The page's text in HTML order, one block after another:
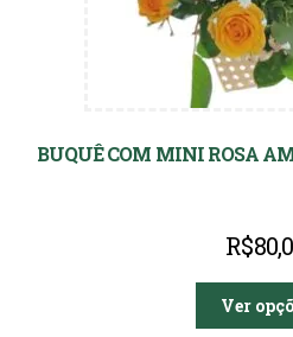
BUQUÊ COM MINI ROSA
R$
Ver